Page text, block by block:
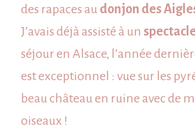
les
des rapaces au donjon des
J’avais déjà assisté à un
séjour en Alsace, l’année
est exceptionnel : vue sur les
beau château en ruine avec de
oiseaux !